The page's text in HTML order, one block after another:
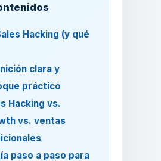
Hacking (y qué
clara y
práctico
Hacking vs.
vs. ventas
paso a paso para